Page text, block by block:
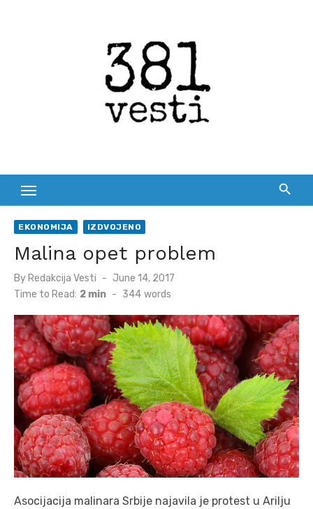
EKONOMIJA IZDVOJENO
Malina opet problem
By Redakcija Vesti
Posted
June 14, 2017
Time to Read: 2 min - 344 words
Asocijacija malinara Srbije najavila je protest u Arilju